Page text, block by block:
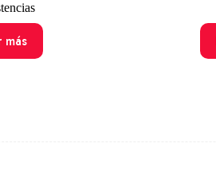
más